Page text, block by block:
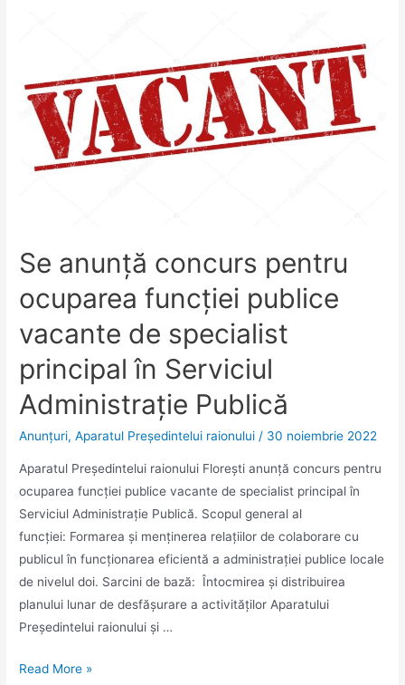
Se anunță concurs pentru
ocuparea funcţiei publice
vacante de specialist
principal în Serviciul
Administraţie Publică
Anunţuri,Aparatul Preşedintelui raionului / 30 noiembrie 2022
Aparatul Preşedintelui raionului Floreşti anunţă concurs pentru
ocuparea funcţiei publice vacante de specialist principal în
Serviciul Administraţie Publică. Scopul general al
funcției: Formarea și menținerea relațiilor de colaborare cu
publicul în funcționarea eficientă a administrației publice locale
de nivelul doi. Sarcini de bază: Întocmirea și distribuirea
planului lunar de desfășurare a activităților Aparatului
Președintelui raionului și …
Se
Read More »